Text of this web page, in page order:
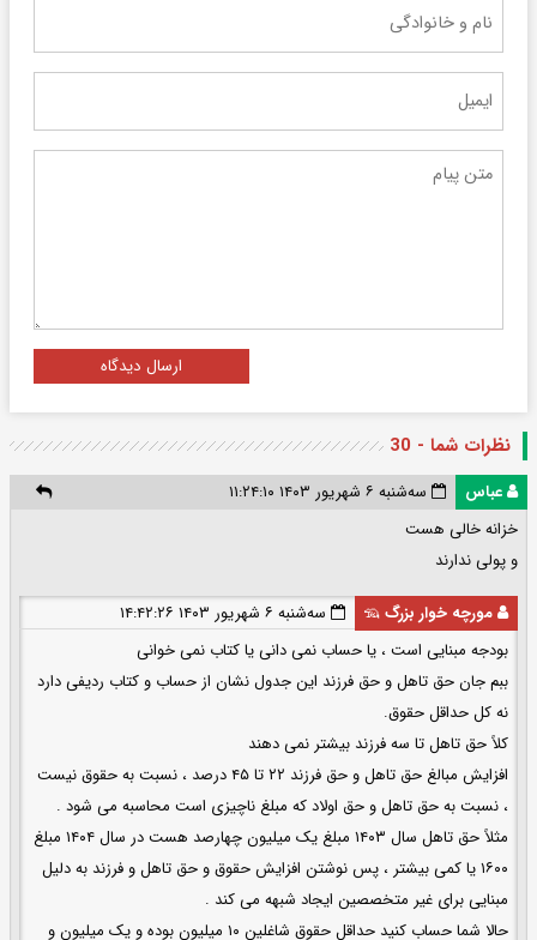
ارسال دیدگاه
نظرات شما - 30
عباس
سه‌شنبه ۶ شهریور ۱۴۰۳ ۱۱:۲۴:۱۰
خزانه خالی هست
و پولی ندارند
مورچه خوار بزرگ 🦡
سه‌شنبه ۶ شهریور ۱۴۰۳ ۱۴:۴۲:۲۶
بودجه مبنایی است ، یا حساب نمی دانی یا کتاب نمی خوانی
ببم جان حق تاهل و حق فرزند این جدول نشان از حساب و کتاب ردیفی دارد
نه کل حداقل حقوق.
کلاً حق تاهل تا سه فرزند بیشتر نمی دهند
افزایش مبالغ حق تاهل و حق فرزند ۲۲ تا ۴۵ درصد ، نسبت به حقوق نیست
، نسبت به حق تاهل و حق اولاد که مبلغ ناچیزی است محاسبه می شود .
مثلاً حق تاهل سال ۱۴۰۳ مبلغ یک میلیون چهارصد هست در سال ۱۴۰۴ مبلغ
۱۶۰۰ یا کمی بیشتر ، پس نوشتن افزایش حقوق و حق تاهل و فرزند به دلیل
مبنایی برای غیر متخصصین ایجاد شبهه می کند .
حالا شما حساب کنید حداقل حقوق شاغلین ۱۰ میلیون بوده و یک میلیون و